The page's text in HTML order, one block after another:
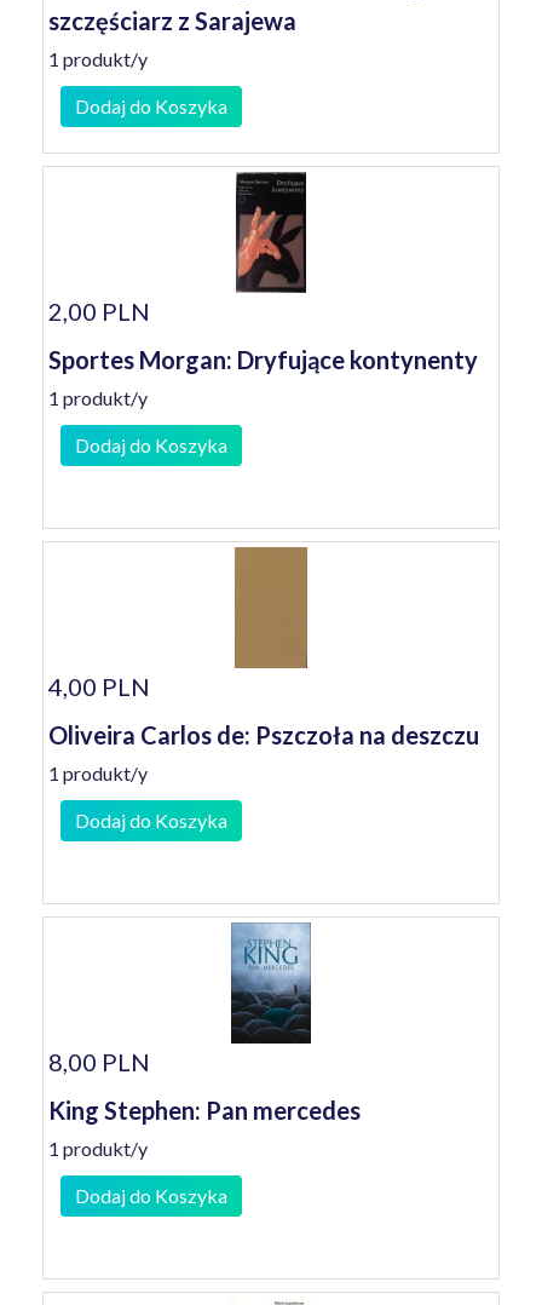
szczęściarz z Sarajewa
1 produkt/y
Dodaj do Koszyka
2,00 PLN
Sportes Morgan: Dryfujące kontynenty
1 produkt/y
Dodaj do Koszyka
4,00 PLN
Oliveira Carlos de: Pszczoła na deszczu
1 produkt/y
Dodaj do Koszyka
8,00 PLN
King Stephen: Pan mercedes
1 produkt/y
Dodaj do Koszyka